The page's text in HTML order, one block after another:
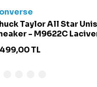
Taylor All Star
- M9622C
TL